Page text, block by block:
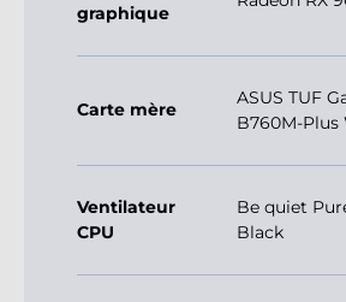
graphique
Carte mère
ASUS TUF
B760M-Plus
Ventilateur
CPU
Be quiet
Black